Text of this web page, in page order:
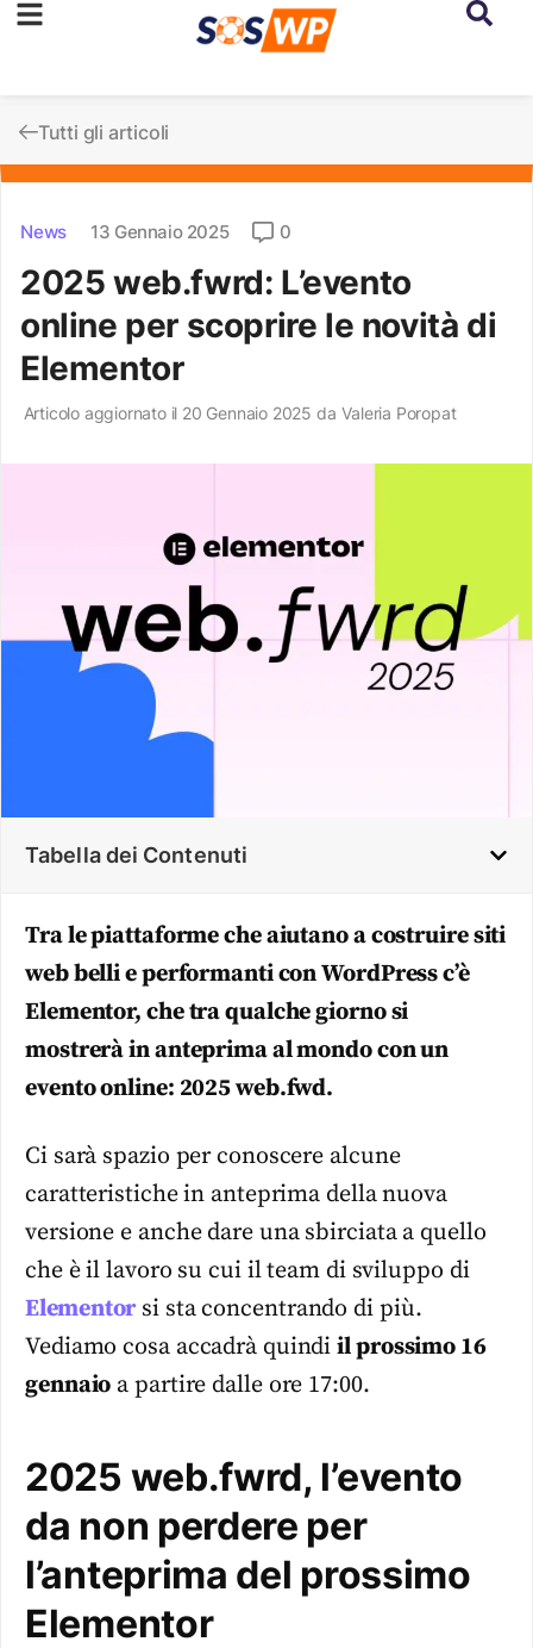
Tutti gli articoli
News 13 Gennaio 2025 0
2025 web.fwrd: L’evento
online per scoprire le novità di
Elementor
Articolo aggiornato il 20 Gennaio 2025 da Valeria Poropat
Tabella dei Contenuti
Tra le piattaforme che aiutano a costruire siti
web belli e performanti con WordPress c’è
Elementor, che tra qualche giorno si
mostrerà in anteprima al mondo con un
evento online: 2025 web.fwd.
Ci sarà spazio per conoscere alcune
caratteristiche in anteprima della nuova
versione e anche dare una sbirciata a quello
che è il lavoro su cui il team di sviluppo di
Elementorsi sta concentrando di più.
Vediamo cosa accadrà quindiil prossimo 16
gennaio a partire dalle ore 17:00.
2025 web.fwrd, l’evento
da non perdere per
l’anteprima del prossimo
Elementor